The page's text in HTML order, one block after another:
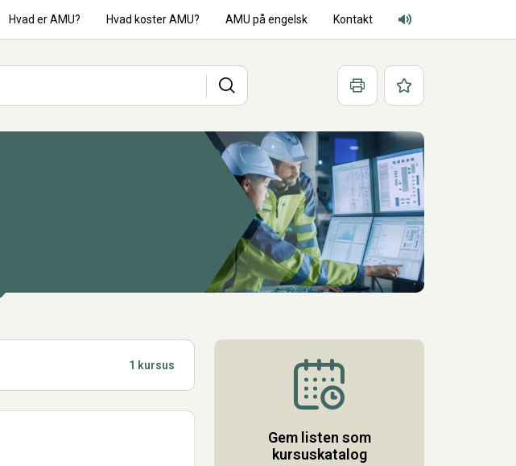
Hvad er AMU? Hvad koster AMU? AMU på engelsk Kontakt
Adgang for alle lyd
Søg Print Favoritter
1 kursus
Gem listen som
kursuskatalog